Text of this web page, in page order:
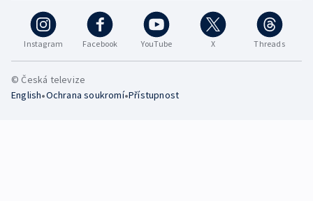
Instagram Facebook YouTube X Threads
© Česká televize
English•Ochrana soukromí•Přístupnost